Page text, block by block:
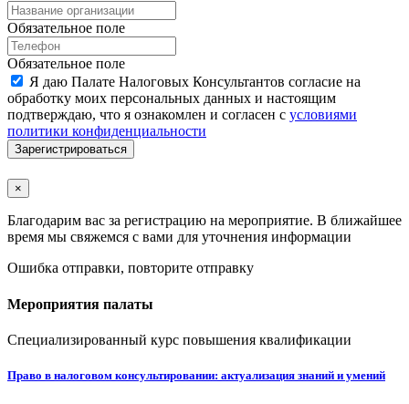
Обязательное поле
Обязательное поле
Я даю Палате Налоговых Консультантов согласие на
обработку моих персональных данных и настоящим
подтверждаю, что я ознакомлен и согласен с условиями
политики конфиденциальности
Зарегистрироваться
×
Благодарим вас за регистрацию на мероприятие. В ближайшее
время мы свяжемся с вами для уточнения информации
Ошибка отправки, повторите отправку
Мероприятия палаты
Специализированный курс повышения квалификации
Право в налоговом консультировании: актуализация знаний и умений